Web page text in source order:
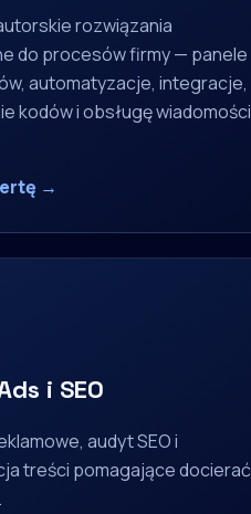
rozwiązania
do procesów firmy — panele
automatyzacje, integracje,
kodów i obsługę wiadomości
→
i SEO
audyt SEO i
treści pomagające docierać